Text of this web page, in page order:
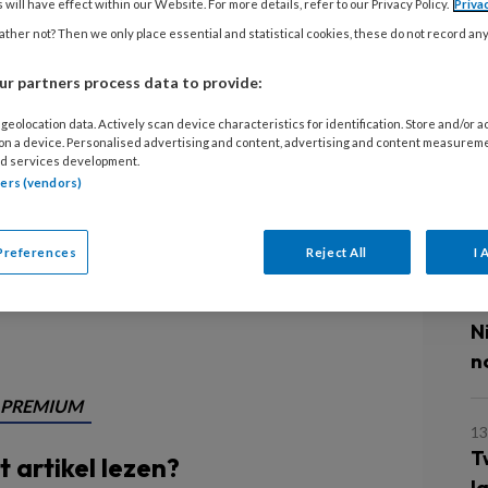
zijn, dat is het credo van
naast zijn werk in het verpleeghuis
bij vakbond FNV werkt: ‘Collega’s
PREMIUM
artikel lezen?
will have effect within our Website. For more details, refer to our Privacy Policy.
not? Then we only place essential and statistical cookies, these do not record
partners process data to provide:
data. Actively scan device characteristics for identification. Store and/or
a device. Personalised advertising and content, advertising and content
services development.
(vendors)
Reject All I